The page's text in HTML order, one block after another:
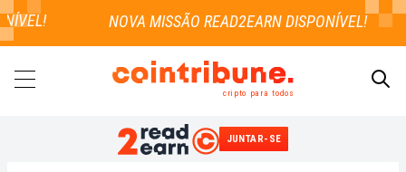
cripto para todos
JUNTAR-SE